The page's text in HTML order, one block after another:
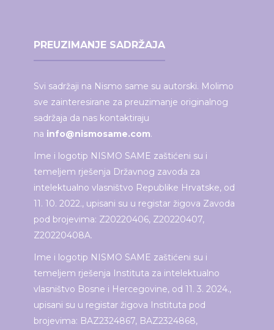
PREUZIMANJE SADRŽAJA
Svi sadržaji na Nismo same su autorski. Molimo
sve zainteresirane za preuzimanje originalnog
sadržaja da nas kontaktiraju
na info@nismosame.com.
Ime i logotip NISMO SAME zaštićeni su i
temeljem rješenja Državnog zavoda za
intelektualno vlasništvo Republike Hrvatske, od
11. 10. 2022., upisani su u registar žigova Zavoda
pod brojevima: Z20220406, Z20220407,
Z20220408A.
Ime i logotip NISMO SAME zaštićeni su i
temeljem rješenja Instituta za intelektualno
vlasništvo Bosne i Hercegovine, od 11. 3. 2024.,
upisani su u registar žigova Instituta pod
brojevima: BAZ2324867, BAZ2324868,